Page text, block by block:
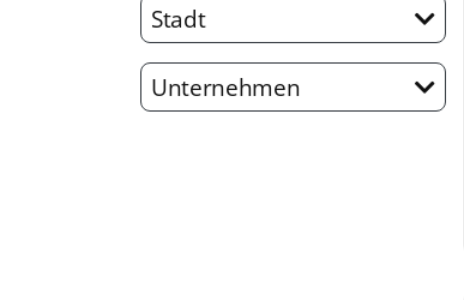
Stadt
Unternehmen